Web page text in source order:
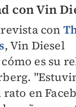
con Vin
con
, Vin Diesel
es su
rato en